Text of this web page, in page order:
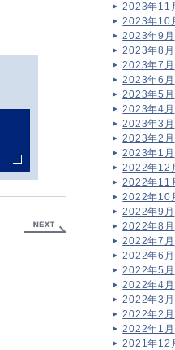
2023年11
2023年10
2023年9月
2023年8月
2023年7月
2023年6月
2023年5月
2023年4月
2023年3月
2023年2月
2023年1月
2022年12
2022年11
2022年10
2022年9月
2022年8月
2022年7月
2022年6月
2022年5月
2022年4月
2022年3月
2022年2月
2022年1月
2021年12